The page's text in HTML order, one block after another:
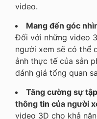
video.
Mang đến góc
Đối với những video
người xem sẽ có thể
ảnh thực tế của sản
đánh giá tổng quan
Tăng cường sự
thông tin của người
video 3D cho khả